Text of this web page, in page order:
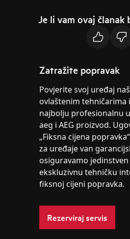
Je li vam ovaj članak
Zatražite popravak
Povjerite svoj uređaj
ovlaštenim tehničarima
najbolju profesionalnu
aeg i AEG proizvod.
„Fiksna cijena
za uređaje van
osiguravamo
ekskluzivnu tehničku
fiksnoj cijeni popravka.
Rezerviraj servis